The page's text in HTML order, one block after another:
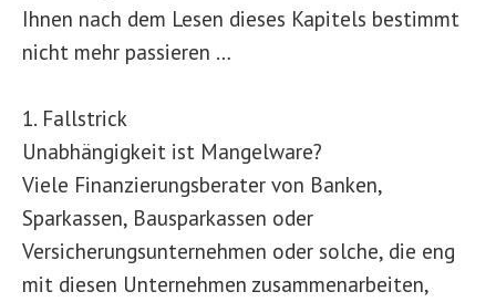
Ihnen nach dem Lesen dieses Kapitels bestimmt
nicht mehr passieren …
1. Fallstrick
Unabhängigkeit ist Mangelware?
Viele Finanzierungsberater von Banken,
Sparkassen, Bausparkassen oder
Versicherungsunternehmen oder solche, die eng
mit diesen Unternehmen zusammenarbeiten,